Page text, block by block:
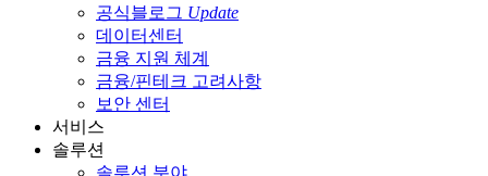
공식블로그 Update
데이터센터
금융 지원 체계
금융/핀테크 고려사항
보안 센터
서비스
솔루션
솔루션 분야